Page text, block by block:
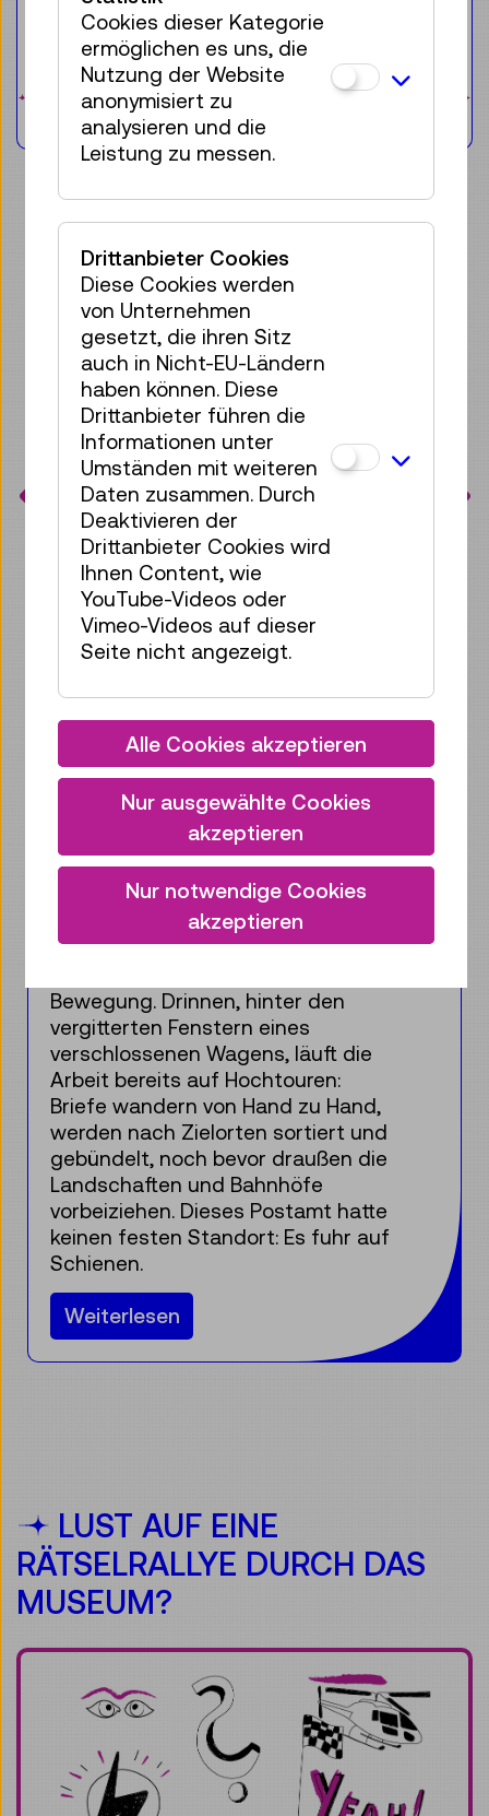
Tickets
TMW-ZINE: UNSERE
STORYS
Alle ZINE Artikel anzeigen
Denn Motten sind immer
und überall …
Sommer den Kleiderschrank und
plötzlich flattert eine Kleidermotte
heraus. Leider werden selbst
Museen und ihre Depots von diesen
und anderen kleinen, aber
beharrlichen Schädlingen nicht
verschont.
Weiterlesen
LUST AUF EINE
RÄTSELRALLYE DURCH DAS
MUSEUM?
Cookies dieser Kategorie
ermöglichen es uns, die
Nutzung der Website
anonymisiert zu
analysieren und die
Leistung zu messen.
Drittanbieter Cookies
Diese Cookies werden
von Unternehmen
gesetzt, die ihren Sitz
auch in Nicht-EU-Ländern
haben können. Diese
Drittanbieter führen die
Informationen unter
Umständen mit weiteren
Daten zusammen. Durch
Deaktivieren der
Drittanbieter Cookies wird
Ihnen Content, wie
YouTube-Videos oder
Vimeo-Videos auf dieser
Seite nicht angezeigt.
Alle Cookies akzeptieren
Nur ausgewählte Cookies
akzeptieren
Nur notwendige Cookies
akzeptieren